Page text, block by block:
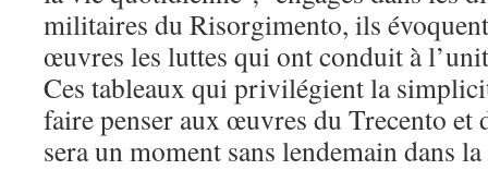
militaires du Risorgimento, ils
œuvres les luttes qui ont conduit à
Ces tableaux qui privilégient la
faire penser aux œuvres du Trecento et
sera un moment sans lendemain dans